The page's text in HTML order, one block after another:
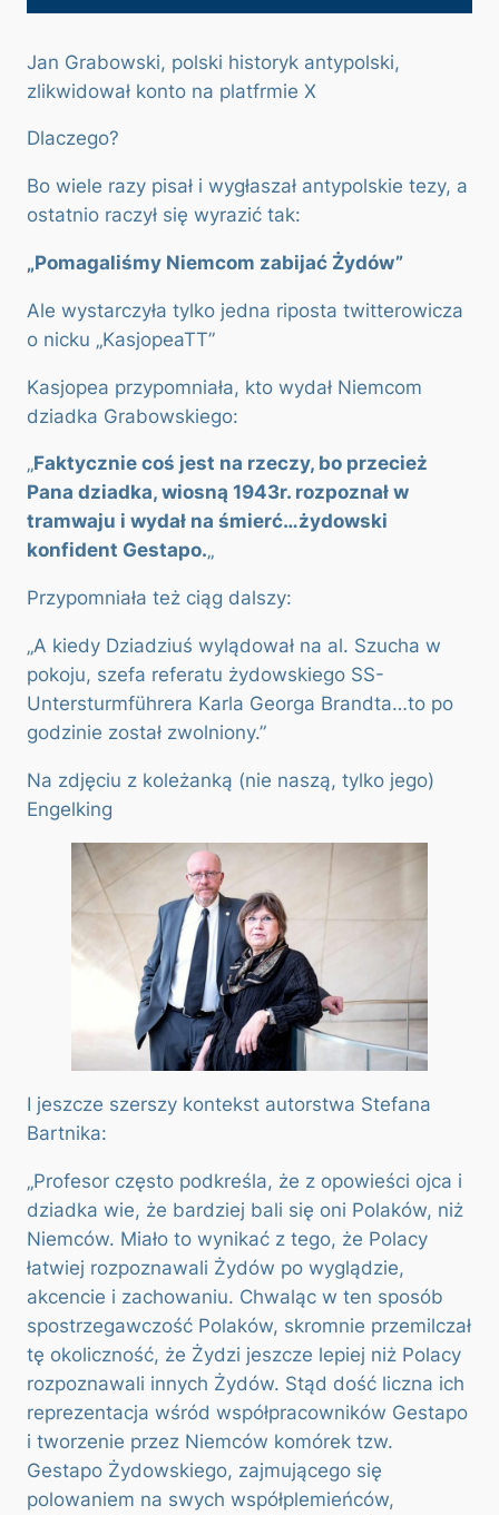
Jan Grabowski, polski historyk antypolski,
zlikwidował konto na platfrmie X
Dlaczego?
Bo wiele razy pisał i wygłaszał antypolskie tezy, a
ostatnio raczył się wyrazić tak:
„Pomagaliśmy Niemcom zabijać Żydów”
Ale wystarczyła tylko jedna riposta twitterowicza
o nicku „KasjopeaTT”
Kasjopea przypomniała, kto wydał Niemcom
dziadka Grabowskiego:
„Faktycznie coś jest na rzeczy, bo przecież
Pana dziadka, wiosną 1943r. rozpoznał w
tramwaju i wydał na śmierć…żydowski
konfident Gestapo.„
Przypomniała też ciąg dalszy:
„A kiedy Dziadziuś wylądował na al. Szucha w
pokoju, szefa referatu żydowskiego SS-
Untersturmführera Karla Georga Brandta…to po
godzinie został zwolniony.”
Na zdjęciu z koleżanką (nie naszą, tylko jego)
Engelking
I jeszcze szerszy kontekst autorstwa Stefana
Bartnika:
„Profesor często podkreśla, że z opowieści ojca i
dziadka wie, że bardziej bali się oni Polaków, niż
Niemców. Miało to wynikać z tego, że Polacy
łatwiej rozpoznawali Żydów po wyglądzie,
akcencie i zachowaniu. Chwaląc w ten sposób
spostrzegawczość Polaków, skromnie przemilczał
tę okoliczność, że Żydzi jeszcze lepiej niż Polacy
rozpoznawali innych Żydów. Stąd dość liczna ich
reprezentacja wśród współpracowników Gestapo
i tworzenie przez Niemców komórek tzw.
Gestapo Żydowskiego, zajmującego się
polowaniem na swych współplemieńców,